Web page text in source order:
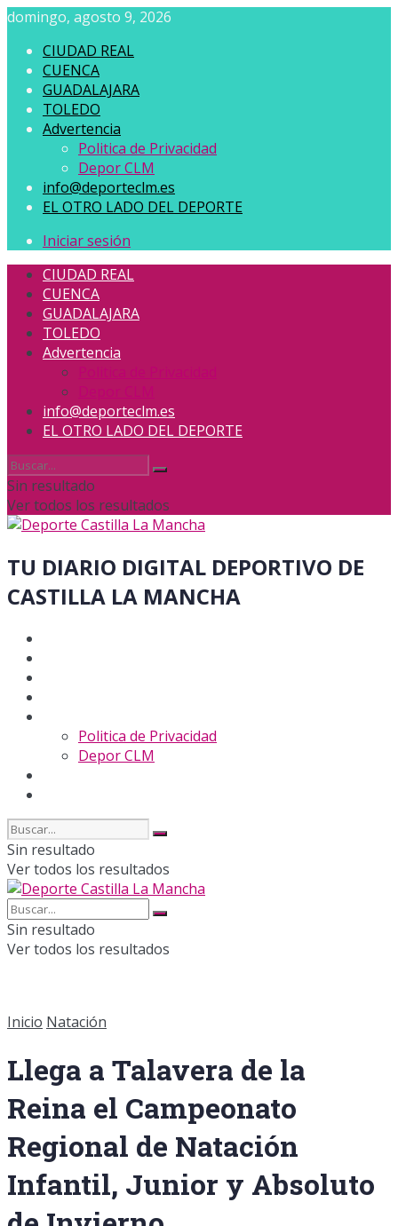
domingo, agosto 9, 2026
CIUDAD REAL
CUENCA
GUADALAJARA
TOLEDO
Advertencia
Politica de Privacidad
Depor CLM
info@deporteclm.es
EL OTRO LADO DEL DEPORTE
Iniciar sesión
CIUDAD REAL
CUENCA
GUADALAJARA
TOLEDO
Advertencia
info@deporteclm.es
EL OTRO LADO DEL DEPORTE
Sin resultado
Ver todos los resultados
TU DIARIO DIGITAL DEPORTIVO DE
CASTILLA LA MANCHA
Politica de Privacidad
Depor CLM
Sin resultado
Ver todos los resultados
Sin resultado
Ver todos los resultados
Inicio Natación
Llega a Talavera de la
Reina el Campeonato
Regional de Natación
Infantil, Junior y Absoluto